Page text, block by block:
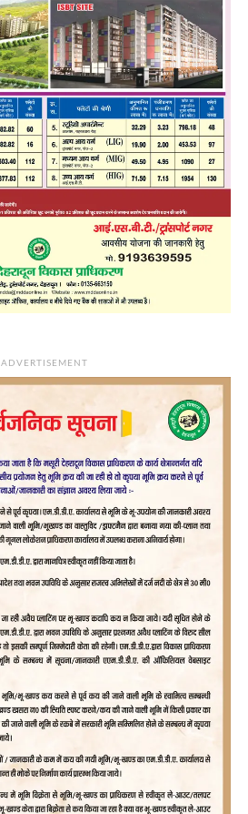
ADVERTISEMENT